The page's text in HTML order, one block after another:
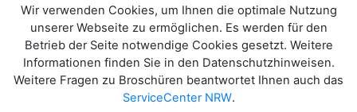
Wir verwenden Cookies, um Ihnen die optimale Nutzung
unserer Webseite zu ermöglichen. Es werden für den
Betrieb der Seite notwendige Cookies gesetzt. Weitere
Informationen finden Sie in den Datenschutzhinweisen.
Weitere Fragen zu Broschüren beantwortet Ihnen auch das
ServiceCenter NRW.